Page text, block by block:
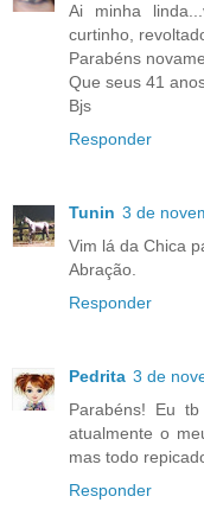
Ai minha
curtinho,
Parabéns
Que seus 41
Bjs
Responder
Tunin 3 de
Vim lá da Chica
Abração.
Responder
Pedrita 3 de
Parabéns! Eu
atualmente o
mas todo
Responder